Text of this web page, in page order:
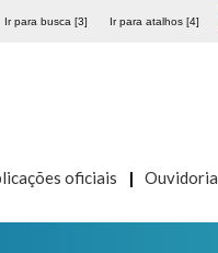
Ir para busca [3] Ir para atalhos [4]
oficiais Ouvidoria